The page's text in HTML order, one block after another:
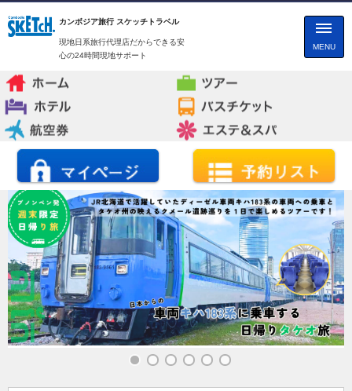
カンボジア旅行 スケッチトラベル
現地日系旅行代理店だからできる安
心の24時間現地サポート
MENU